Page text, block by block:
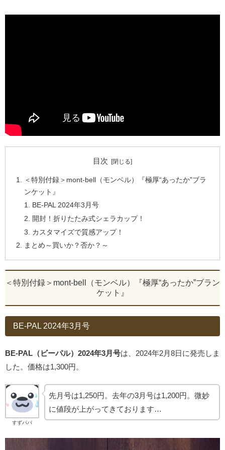
目次
＜特別付録＞mont-bell（モンベル）『極厚“あったか”ブラ
ンケット』
BE-PAL 2024年3月号
開封！折りたたみ式シェラカップ！
カスタマイズで質感アップ！
まとめ～買いか？否か？～
＜特別付録＞mont-bell（モンベル）『極厚“あったか”ブラン
ケット』
BE-PAL 2024年3月号
BE-PAL（ビーパル）2024年3月号は、2024年2月8日に発売しま
した。価格は1,300円。
すずパパ
先月号は1,250円。去年の3月号は1,200円。微妙
に値段が上がってきております…